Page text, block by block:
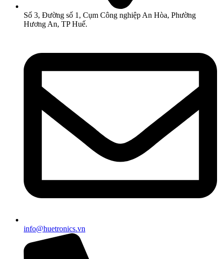
Số 3, Đường số 1, Cụm Công nghiệp An Hòa, Phường
Hương An, TP Huế.
info@huetronics.vn